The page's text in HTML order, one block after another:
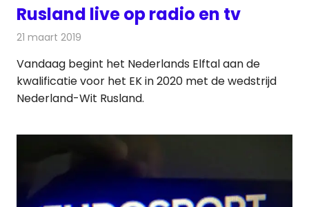
Rusland live op radio en tv
21 maart 2019
Vandaag begint het Nederlands Elftal aan de
kwalificatie voor het EK in 2020 met de wedstrijd
Nederland-Wit Rusland.